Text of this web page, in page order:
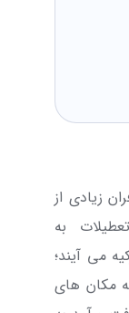
زیادی از
به
می آیند؛
مکان های